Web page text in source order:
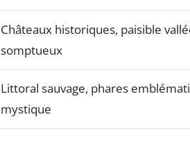
Châteaux historiques, paisible
somptueux
Littoral sauvage, phares
mystique